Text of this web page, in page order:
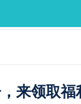
政府信息公开年报
来领取